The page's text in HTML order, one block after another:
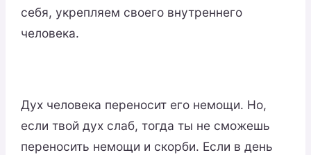
себя, укрепляем своего внутреннего
человека.
Дух человека переносит его немощи. Но,
если твой дух слаб, тогда ты не сможешь
переносить немощи и скорби. Если в день